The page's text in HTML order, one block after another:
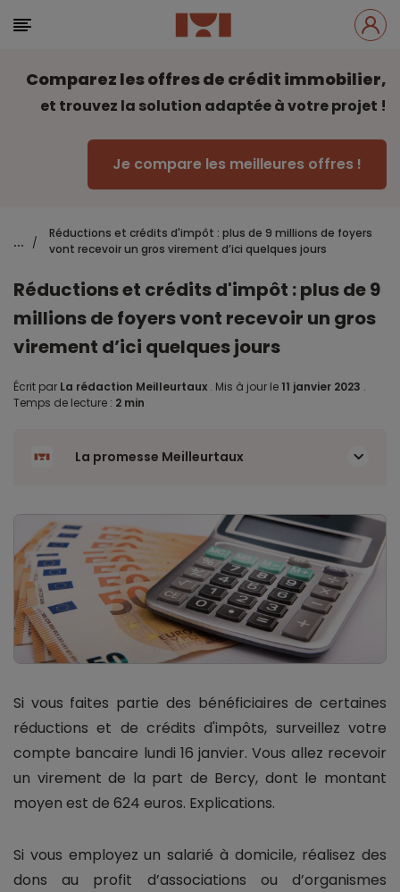
Comparez les offres de crédit immobilier,
et trouvez la solution adaptée à votre projet !
Je compare les meilleures offres !
... /
Réductions et crédits d'impôt : plus de 9 millions de foyers
vont recevoir un gros virement d’ici quelques jours
Réductions et crédits d'impôt : plus de 9
millions de foyers vont recevoir un gros
virement d’ici quelques jours
Écrit par La rédaction Meilleurtaux . Mis à jour le 11 janvier 2023 .
Temps de lecture : 2 min
La promesse Meilleurtaux
Si vous faites partie des bénéficiaires de certaines
réductions et de crédits d'impôts, surveillez votre
compte bancaire lundi 16 janvier. Vous allez recevoir
un virement de la part de Bercy, dont le montant
moyen est de 624 euros. Explications.
Si vous employez un salarié à domicile, réalisez des
dons au profit d’associations ou d’organismes